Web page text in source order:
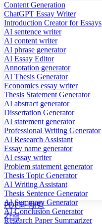
Content Generation
ChatGPT Essay Writer
Introduction Creator for Essays
AI sentence writer
AI content writer
AI phrase generator
AI Essay Editor
Annotation generator
AI Thesis Generator
Economics essay writer
Thesis Statement Generator
AI abstract generator
Dissertation Generator
AI statement generator
Professional Writing Generator
AI Research Assistant
Essay name generator
AI essay writer
Problem statement generator
Thesis Topic Generator
AI Writing Assistant
Thesis Sentence Generator
AI Summary Generator
AI Conclusion Generator
Research Paper Summarizer
PDF와 채팅
가격